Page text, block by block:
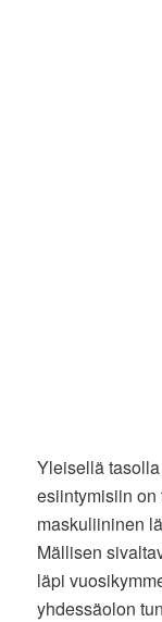
Yleisellä
esiintymisiin on
maskuliininen
Mällisen
läpi
yhdessäolon